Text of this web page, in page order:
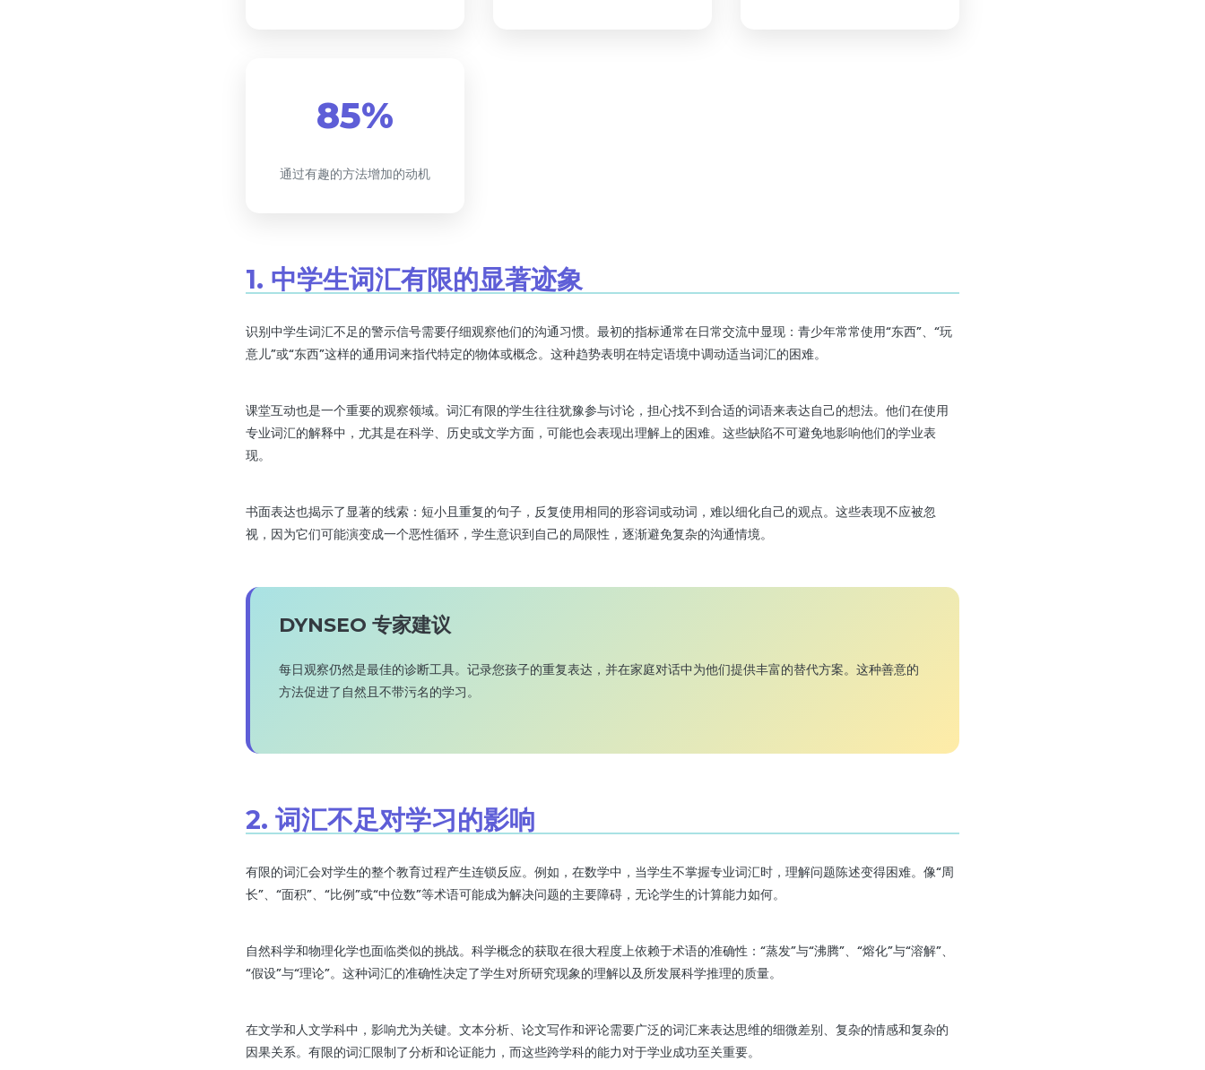
85%
通过有趣的方法增加的动机
1. 中学生词汇有限的显著迹象
识别中学生词汇不足的警示信号需要仔细观察他们的沟通习惯。最初的指标通常在日常交流中显现：青少年常常使用“东西”、“玩
意儿”或“东西”这样的通用词来指代特定的物体或概念。这种趋势表明在特定语境中调动适当词汇的困难。
课堂互动也是一个重要的观察领域。词汇有限的学生往往犹豫参与讨论，担心找不到合适的词语来表达自己的想法。他们在使用
专业词汇的解释中，尤其是在科学、历史或文学方面，可能也会表现出理解上的困难。这些缺陷不可避免地影响他们的学业表
现。
书面表达也揭示了显著的线索：短小且重复的句子，反复使用相同的形容词或动词，难以细化自己的观点。这些表现不应被忽
视，因为它们可能演变成一个恶性循环，学生意识到自己的局限性，逐渐避免复杂的沟通情境。
DYNSEO 专家建议
每日观察仍然是最佳的诊断工具。记录您孩子的重复表达，并在家庭对话中为他们提供丰富的替代方案。这种善意的
方法促进了自然且不带污名的学习。
2. 词汇不足对学习的影响
有限的词汇会对学生的整个教育过程产生连锁反应。例如，在数学中，当学生不掌握专业词汇时，理解问题陈述变得困难。像“周
长”、“面积”、“比例”或“中位数”等术语可能成为解决问题的主要障碍，无论学生的计算能力如何。
自然科学和物理化学也面临类似的挑战。科学概念的获取在很大程度上依赖于术语的准确性：“蒸发”与“沸腾”、“熔化”与“溶解”、
“假设”与“理论”。这种词汇的准确性决定了学生对所研究现象的理解以及所发展科学推理的质量。
在文学和人文学科中，影响尤为关键。文本分析、论文写作和评论需要广泛的词汇来表达思维的细微差别、复杂的情感和复杂的
因果关系。有限的词汇限制了分析和论证能力，而这些跨学科的能力对于学业成功至关重要。